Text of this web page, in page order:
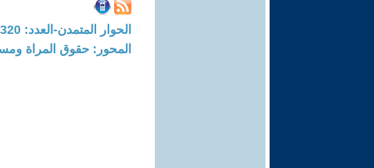
الحوار المتمدن-العدد: 7320 - 2022 / 7 / 25 - 08:29
المحور: حقوق المراة